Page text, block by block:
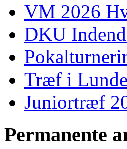
VM 2026
DKU
Træf i
Juniortræf
Permanente